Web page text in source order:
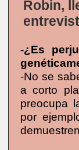
Robin,
-¿Es
-No se
a corto
preocupa
por